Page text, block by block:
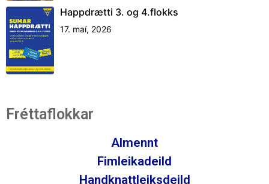
Happdrætti 3. og 4.flokks
17. maí, 2026
Fréttaflokkar
Almennt
Fimleikadeild
Handknattleiksdeild